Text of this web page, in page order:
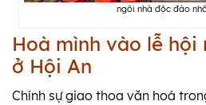
ngôi nhà độc đáo
Hoà mình vào lễ hội
ở Hội An
Chính sự giao thoa văn hoá